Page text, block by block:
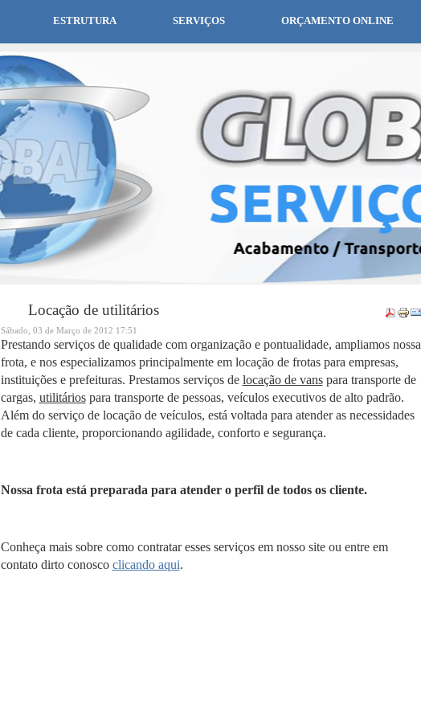
ESTRUTURA SERVIÇOS ORÇAMENTO ONLINE
Locação de utilitários
Sábado, 03 de Março de 2012 17:51
Prestando serviços de qualidade com organização e pontualidade, ampliamos nossa
frota, e nos especializamos principalmente em locação de frotas para empresas,
instituições e prefeituras. Prestamos serviços de locação de vanspara transporte de
cargas, utilitáriospara transporte de pessoas, veículos executivos de alto padrão.
Além do serviço de locação de veículos, está voltada para atender as necessidades
de cada cliente, proporcionando agilidade, conforto e segurança.
Nossa frota está preparada para atender o perfil de todos os cliente.
Conheça mais sobre como contratar esses serviços em nosso site ou entre em
contato dirto conosco clicando aqui.